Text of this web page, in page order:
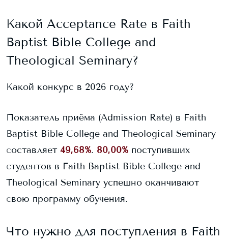
Какой Acceptance Rate в Faith
Baptist Bible College and
Theological Seminary?
Какой конкурс в 2026 году?
Показатель приёма (Admission Rate) в Faith
Baptist Bible College and Theological Seminary
составляет 49,68%. 80,00% поступивших
студентов в Faith Baptist Bible College and
Theological Seminary успешно оканчивают
свою программу обучения.
Что нужно для поступления в Faith